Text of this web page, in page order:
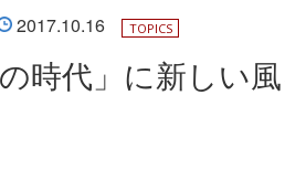
2017.10.16 TOPICS
の時代」に新しい